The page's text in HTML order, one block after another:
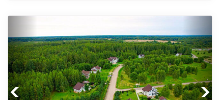
Previous Next